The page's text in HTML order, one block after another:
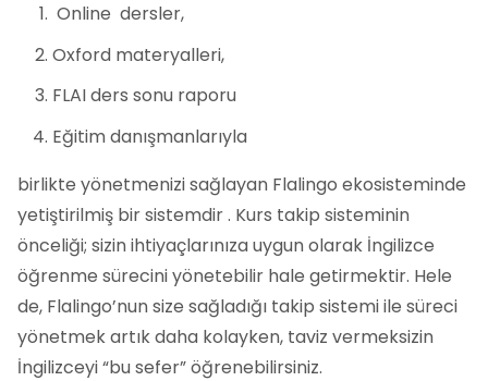
Online dersler,
Oxford materyalleri,
FLAI ders sonu raporu
Eğitim danışmanlarıyla
birlikte yönetmenizi sağlayan Flalingo ekosisteminde
yetiştirilmiş bir sistemdir . Kurs takip sisteminin
önceliği; sizin ihtiyaçlarınıza uygun olarak İngilizce
öğrenme sürecini yönetebilir hale getirmektir. Hele
de, Flalingo’nun size sağladığı takip sistemi ile süreci
yönetmek artık daha kolayken, taviz vermeksizin
İngilizceyi “bu sefer” öğrenebilirsiniz.